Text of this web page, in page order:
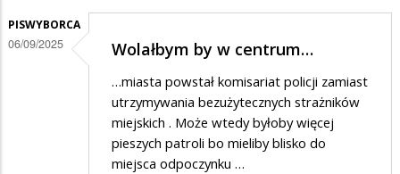
PISWYBORCA
06/09/2025 Wolałbym by w centrum…
…miasta powstał komisariat policji zamiast
utrzymywania bezużytecznych strażników
miejskich . Może wtedy byłoby więcej
pieszych patroli bo mieliby blisko do
miejsca odpoczynku …